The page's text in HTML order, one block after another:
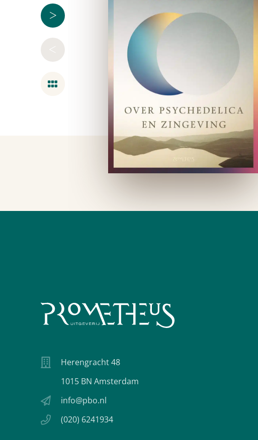
>
<
Herengracht 48
1015 BN Amsterdam
info@pbo.nl
(020) 6241934